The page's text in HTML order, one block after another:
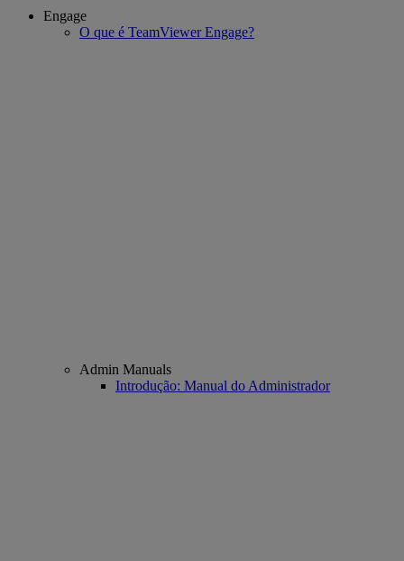
Engage
O que é TeamViewer Engage?
Admin Manuals
Introdução: Manual do Administrador